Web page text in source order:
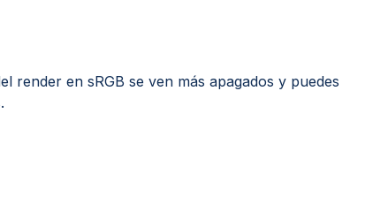
render en sRGB se ven más apagados y puedes